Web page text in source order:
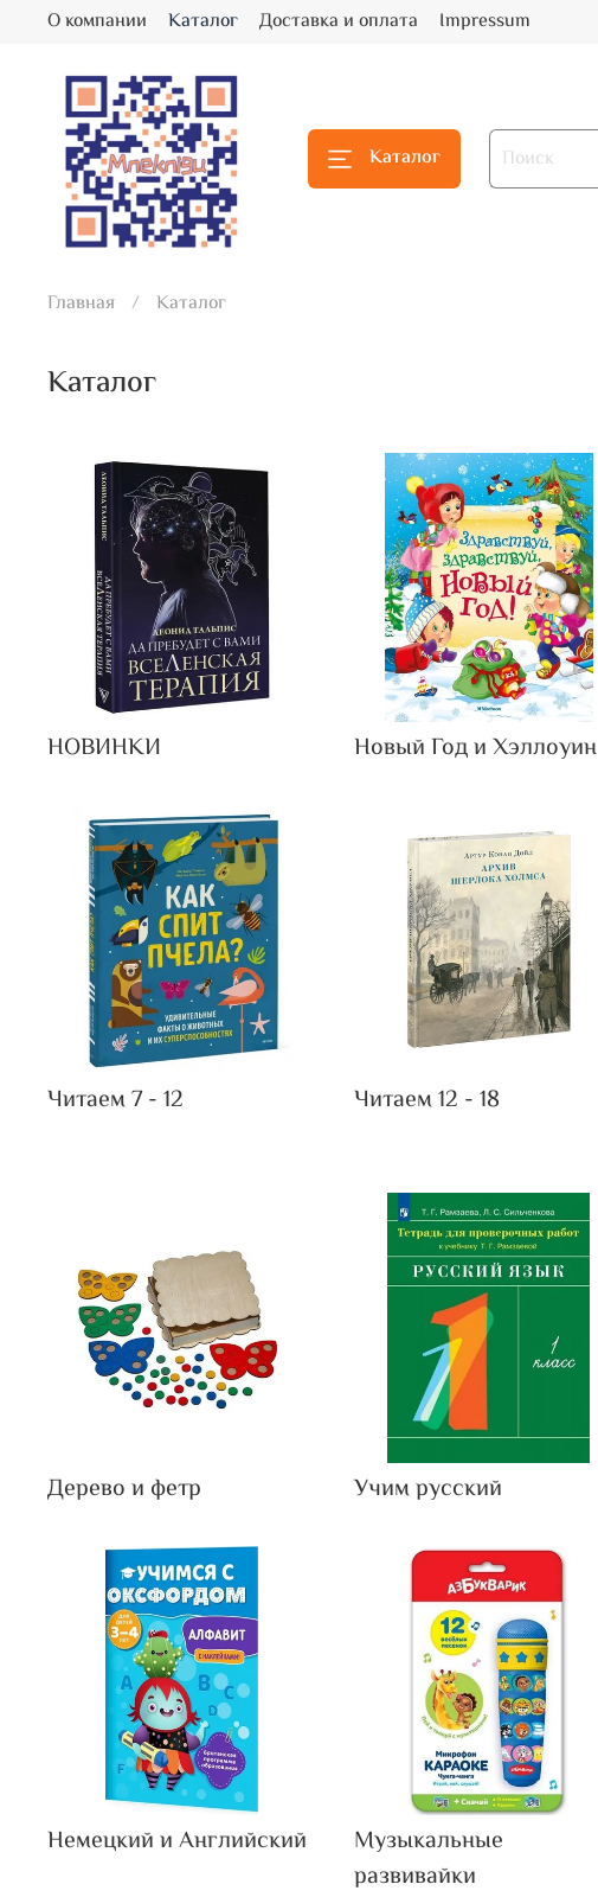
О компании Каталог Доставка и оплата Impressum
Каталог
Главная Каталог
Каталог
НОВИНКИ Новый Год и Хэллоуин
Читаем 7 - 12 Читаем 12 - 18
Дерево и фетр Учим русский
Немецкий и Английский
Музыкальные
развивайки